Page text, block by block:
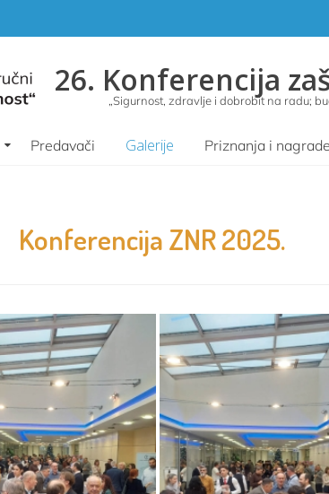
26. Konferencija
„Sigurnost, zdravlje i dobrobit na radu;
Predavači Galerije Priznanja i nagrade
Konferencija ZNR 2025.